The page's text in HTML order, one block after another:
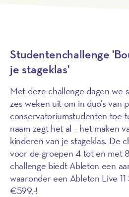
Studentenchallenge
je stageklas'
Met deze challenge dagen we
zes weken uit om in duo’s van
conservatoriumstudenten toe
naam zegt het al – het maken
kinderen van je stageklas. De
voor de groepen 4 tot en met
challenge biedt Ableton een
waaronder een Ableton Live 11
€599,-!